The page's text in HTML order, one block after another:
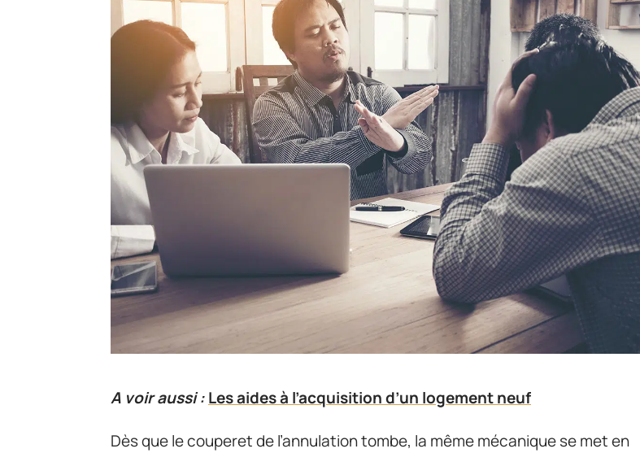
A voir aussi :Les aides à l’acquisition d’un logement neuf
Dès que le couperet de l’annulation tombe, la même mécanique se met en